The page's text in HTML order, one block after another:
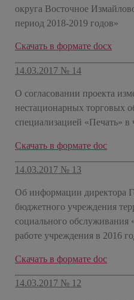
округа Восточное
период 2018-2019 годов»
​Скачать в формате docx
14.03.2017 № 14
О согласовании проекта
нестационарных торговых
специализацией «Печать»
​Скачать в формате doc
14.03.2017 № 13
Об информации директора
бюджетного учреждения
социального обслуживания
работе учреждения в 2016
​Скачать в формате doc
14.03.2017 № 12